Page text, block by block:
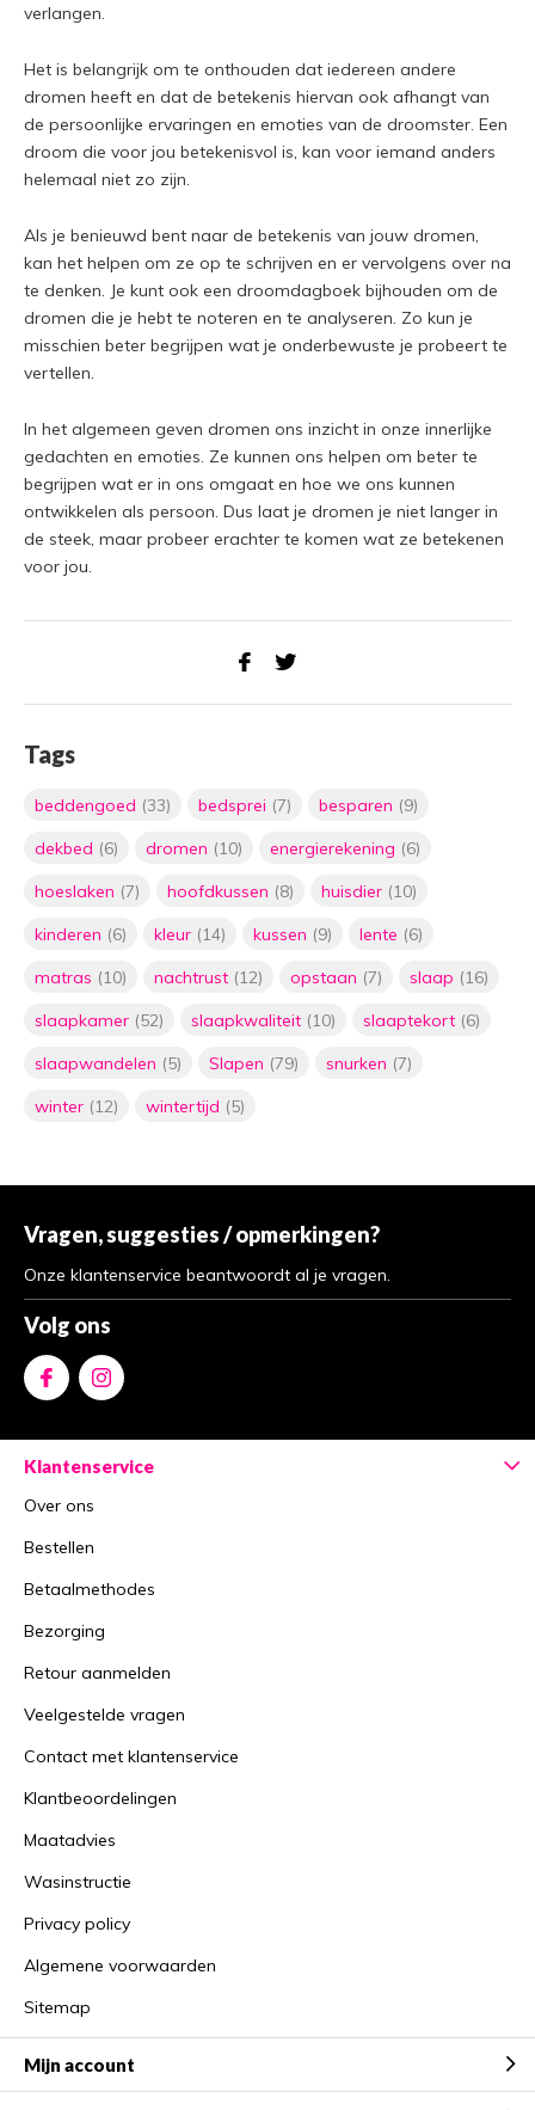
verlangen.
Het is belangrijk om te onthouden dat iedereen andere
dromen heeft en dat de betekenis hiervan ook afhangt van
de persoonlijke ervaringen en emoties van de droomster. Een
droom die voor jou betekenisvol is, kan voor iemand anders
helemaal niet zo zijn.
Als je benieuwd bent naar de betekenis van jouw dromen,
kan het helpen om ze op te schrijven en er vervolgens over na
te denken. Je kunt ook een droomdagboek bijhouden om de
dromen die je hebt te noteren en te analyseren. Zo kun je
misschien beter begrijpen wat je onderbewuste je probeert te
vertellen.
In het algemeen geven dromen ons inzicht in onze innerlijke
gedachten en emoties. Ze kunnen ons helpen om beter te
begrijpen wat er in ons omgaat en hoe we ons kunnen
ontwikkelen als persoon. Dus laat je dromen je niet langer in
de steek, maar probeer erachter te komen wat ze betekenen
voor jou.
Tags
beddengoed (33) bedsprei (7) besparen (9)
dekbed (6) dromen (10) energierekening (6)
hoeslaken (7) hoofdkussen (8) huisdier (10)
kinderen (6) kleur (14) kussen (9) lente (6)
matras (10) nachtrust (12) opstaan (7) slaap (16)
slaapkamer (52) slaapkwaliteit (10) slaaptekort (6)
slaapwandelen (5) Slapen (79) snurken (7)
winter (12) wintertijd (5)
Vragen, suggesties / opmerkingen?
Onze klantenservice beantwoordt al je vragen.
Volg ons
Klantenservice
Over ons
Bestellen
Betaalmethodes
Bezorging
Retour aanmelden
Veelgestelde vragen
Contact met klantenservice
Klantbeoordelingen
Maatadvies
Wasinstructie
Privacy policy
Algemene voorwaarden
Sitemap
Mijn account